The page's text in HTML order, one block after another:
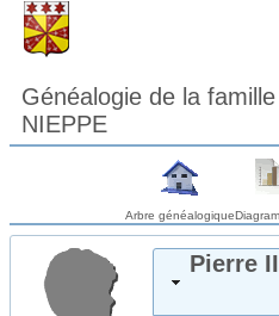
Généalogie de la
NIEPPE
Arbre généalogique
Pierre II